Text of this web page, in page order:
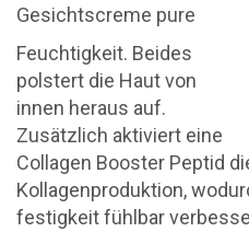
Gesichtscreme pure
Feuchtigkeit. Beides
polstert die Haut von
innen heraus auf.
Zusätzlich aktiviert eine
Collagen Booster Peptid
Kollagenproduktion,
festigkeit fühlbar